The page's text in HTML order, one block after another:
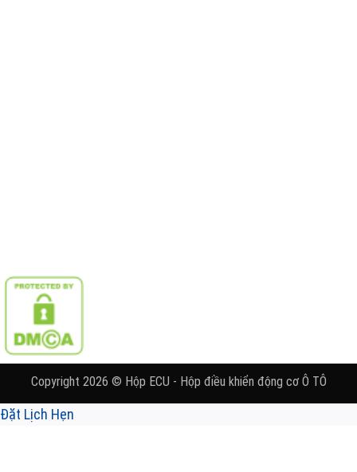
Copyright 2026 © Hộp ECU - Hộp điều khiển động cơ Ô TÔ
Đặt Lịch Hẹn